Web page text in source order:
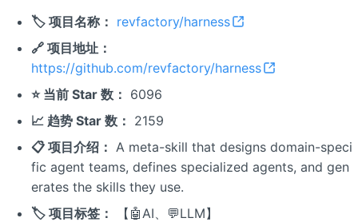
🏷️ 项目名称： revfactory/harness
🔗 项目地址：
https://github.com/revfactory/harness
⭐ 当前 Star 数： 6096
📈 趋势 Star 数： 2159
📋 项目介绍： A meta-skill that designs domain-speci
fic agent teams, defines specialized agents, and gen
erates the skills they use.
🏷️ 项目标签：
【🤖AI、💬LLM】